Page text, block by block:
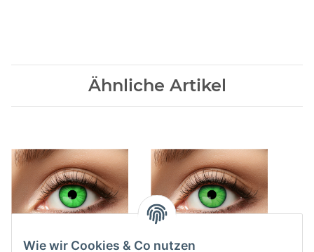
Ähnliche Artikel
Wie wir Cookies & Co nutzen